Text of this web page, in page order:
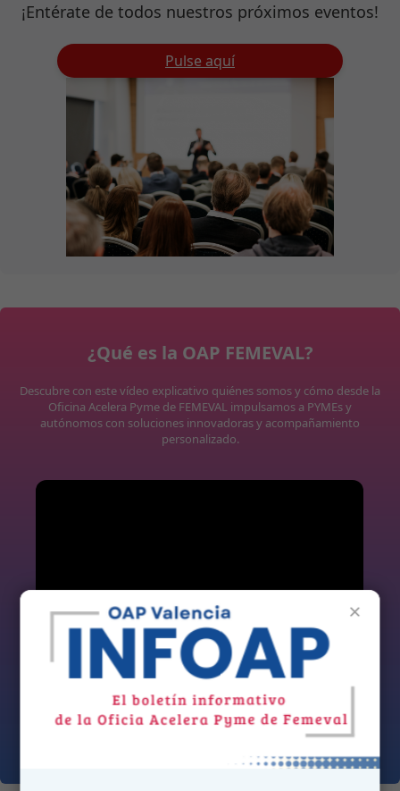
¡Entérate de todos nuestros próximos eventos!
Pulse aquí
¿Qué es la OAP FEMEVAL?
Descubre con este vídeo explicativo quiénes somos y cómo desde la
Oficina Acelera Pyme de FEMEVAL impulsamos a PYMEs y
autónomos con soluciones innovadoras y acompañamiento
personalizado.
×